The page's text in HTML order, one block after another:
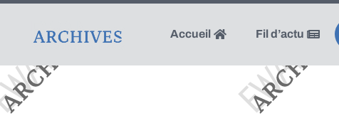
Accueil Fil d’actu